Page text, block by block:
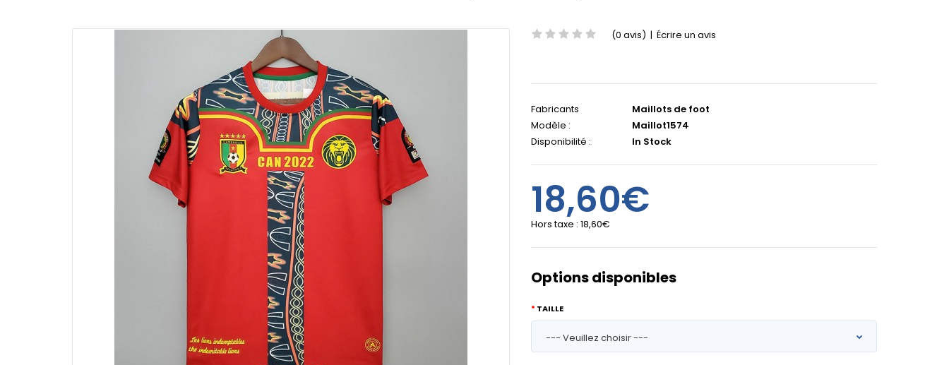
(0 avis) | Écrire un avis
Fabricants
Maillots de foot
Modèle :
Maillot1574
Disponibilité :
In Stock
18,60€
Hors taxe : 18,60€
Options disponibles
TAILLE